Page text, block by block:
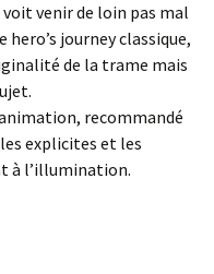
venir de loin pas mal
journey classique,
de la trame mais
recommandé
explicites et les
à l’illumination.